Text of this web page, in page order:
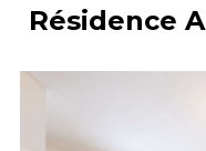
Résidence